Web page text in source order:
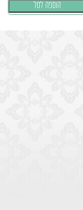
הוספה לסל